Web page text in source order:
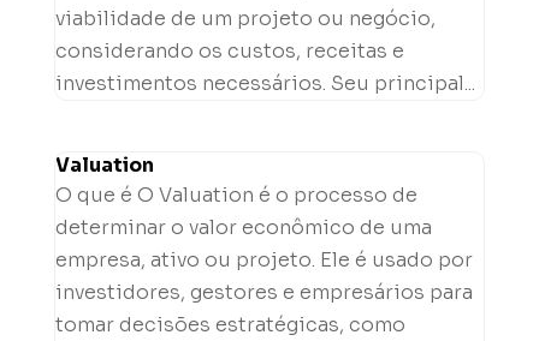
viabilidade de um projeto ou negócio,
considerando os custos, receitas e
investimentos necessários. Seu principal...
Valuation
O que é O Valuation é o processo de
determinar o valor econômico de uma
empresa, ativo ou projeto. Ele é usado por
investidores, gestores e empresários para
tomar decisões estratégicas, como